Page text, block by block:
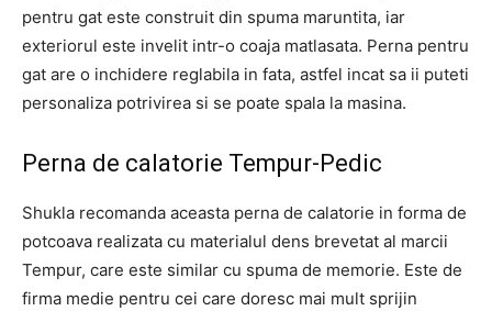
pentru gat este construit din spuma maruntita, iar
exteriorul este invelit intr-o coaja matlasata. Perna pentru
gat are o inchidere reglabila in fata, astfel incat sa ii puteti
personaliza potrivirea si se poate spala la masina.
Perna de calatorie Tempur-Pedic
Shukla recomanda aceasta perna de calatorie in forma de
potcoava realizata cu materialul dens brevetat al marcii
Tempur, care este similar cu spuma de memorie. Este de
firma medie pentru cei care doresc mai mult sprijin